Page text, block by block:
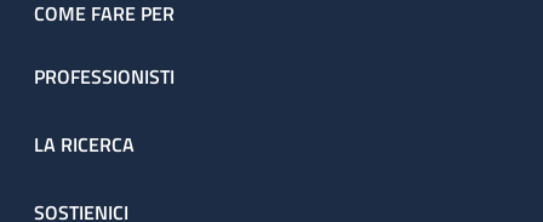
COME FARE PER
PROFESSIONISTI
LA RICERCA
SOSTIENICI